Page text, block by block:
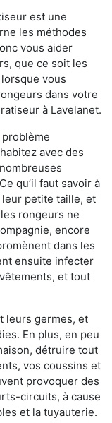
est une
les méthodes
vous aider
que ce soit les
vous
dans votre
à Lavelanet.
avec des
qu’il faut savoir à
leur petite taille, et
rongeurs ne
encore
dans les
ensuite infecter
et tout
leurs germes, et
En plus, en peu
détruire tout
vos coussins et
provoquer des
circuits, à cause
et la tuyauterie.